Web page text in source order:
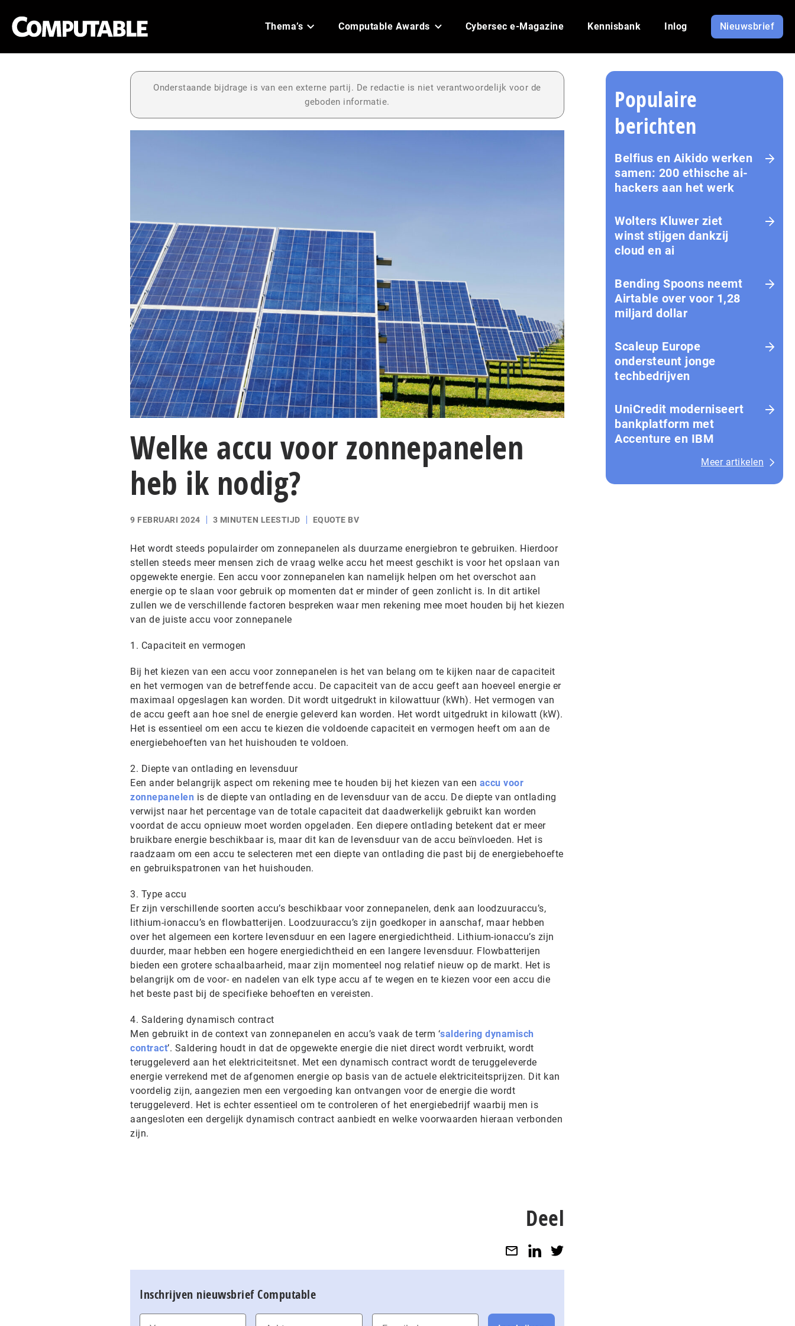
Thema’s Computable Awards Cybersec e-Magazine Kennisbank Inlog Nieuwsbrief
Onderstaande bijdrage is van een externe partij. De redactie is niet verantwoordelijk voor de
geboden informatie.
Welke accu voor zonnepanelen
heb ik nodig?
9 FEBRUARI 2024 3 MINUTEN LEESTIJD EQUOTE BV
Het wordt steeds populairder om zonnepanelen als duurzame energiebron te gebruiken. Hierdoor
stellen steeds meer mensen zich de vraag welke accu het meest geschikt is voor het opslaan van
opgewekte energie. Een accu voor zonnepanelen kan namelijk helpen om het overschot aan
energie op te slaan voor gebruik op momenten dat er minder of geen zonlicht is. In dit artikel
zullen we de verschillende factoren bespreken waar men rekening mee moet houden bij het kiezen
van de juiste accu voor zonnepanele
1. Capaciteit en vermogen
Bij het kiezen van een accu voor zonnepanelen is het van belang om te kijken naar de capaciteit
en het vermogen van de betreffende accu. De capaciteit van de accu geeft aan hoeveel energie er
maximaal opgeslagen kan worden. Dit wordt uitgedrukt in kilowattuur (kWh). Het vermogen van
de accu geeft aan hoe snel de energie geleverd kan worden. Het wordt uitgedrukt in kilowatt (kW).
Het is essentieel om een accu te kiezen die voldoende capaciteit en vermogen heeft om aan de
energiebehoeften van het huishouden te voldoen.
2. Diepte van ontlading en levensduur
Een ander belangrijk aspect om rekening mee te houden bij het kiezen van een accu voor
zonnepanelen is de diepte van ontlading en de levensduur van de accu. De diepte van ontlading
verwijst naar het percentage van de totale capaciteit dat daadwerkelijk gebruikt kan worden
voordat de accu opnieuw moet worden opgeladen. Een diepere ontlading betekent dat er meer
bruikbare energie beschikbaar is, maar dit kan de levensduur van de accu beïnvloeden. Het is
raadzaam om een accu te selecteren met een diepte van ontlading die past bij de energiebehoefte
en gebruikspatronen van het huishouden.
3. Type accu
Er zijn verschillende soorten accu’s beschikbaar voor zonnepanelen, denk aan loodzuuraccu’s,
lithium-ionaccu’s en flowbatterijen. Loodzuuraccu’s zijn goedkoper in aanschaf, maar hebben
over het algemeen een kortere levensduur en een lagere energiedichtheid. Lithium-ionaccu’s zijn
duurder, maar hebben een hogere energiedichtheid en een langere levensduur. Flowbatterijen
bieden een grotere schaalbaarheid, maar zijn momenteel nog relatief nieuw op de markt. Het is
belangrijk om de voor- en nadelen van elk type accu af te wegen en te kiezen voor een accu die
het beste past bij de specifieke behoeften en vereisten.
4. Saldering dynamisch contract
Men gebruikt in de context van zonnepanelen en accu’s vaak de term ‘saldering dynamisch
contract’. Saldering houdt in dat de opgewekte energie die niet direct wordt verbruikt, wordt
teruggeleverd aan het elektriciteitsnet. Met een dynamisch contract wordt de teruggeleverde
energie verrekend met de afgenomen energie op basis van de actuele elektriciteitsprijzen. Dit kan
voordelig zijn, aangezien men een vergoeding kan ontvangen voor de energie die wordt
teruggeleverd. Het is echter essentieel om te controleren of het energiebedrijf waarbij men is
aangesloten een dergelijk dynamisch contract aanbiedt en welke voorwaarden hieraan verbonden
zijn.
Deel
Inschrijven nieuwsbrief Computable
Populaire
berichten
Belfius en Aikido werken
samen: 200 ethische ai-
hackers aan het werk
Wolters Kluwer ziet
winst stijgen dankzij
cloud en ai
Bending Spoons neemt
Airtable over voor 1,28
miljard dollar
Scaleup Europe
ondersteunt jonge
techbedrijven
UniCredit moderniseert
bankplatform met
Accenture en IBM
Meer artikelen